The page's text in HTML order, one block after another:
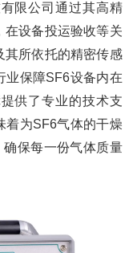
限公司通过其高精
在设备投运验收等关
其所依托的精密传感
业保障SF6设备内在
供了专业的技术支
着为SF6气体的干燥
确保每一份气体质量